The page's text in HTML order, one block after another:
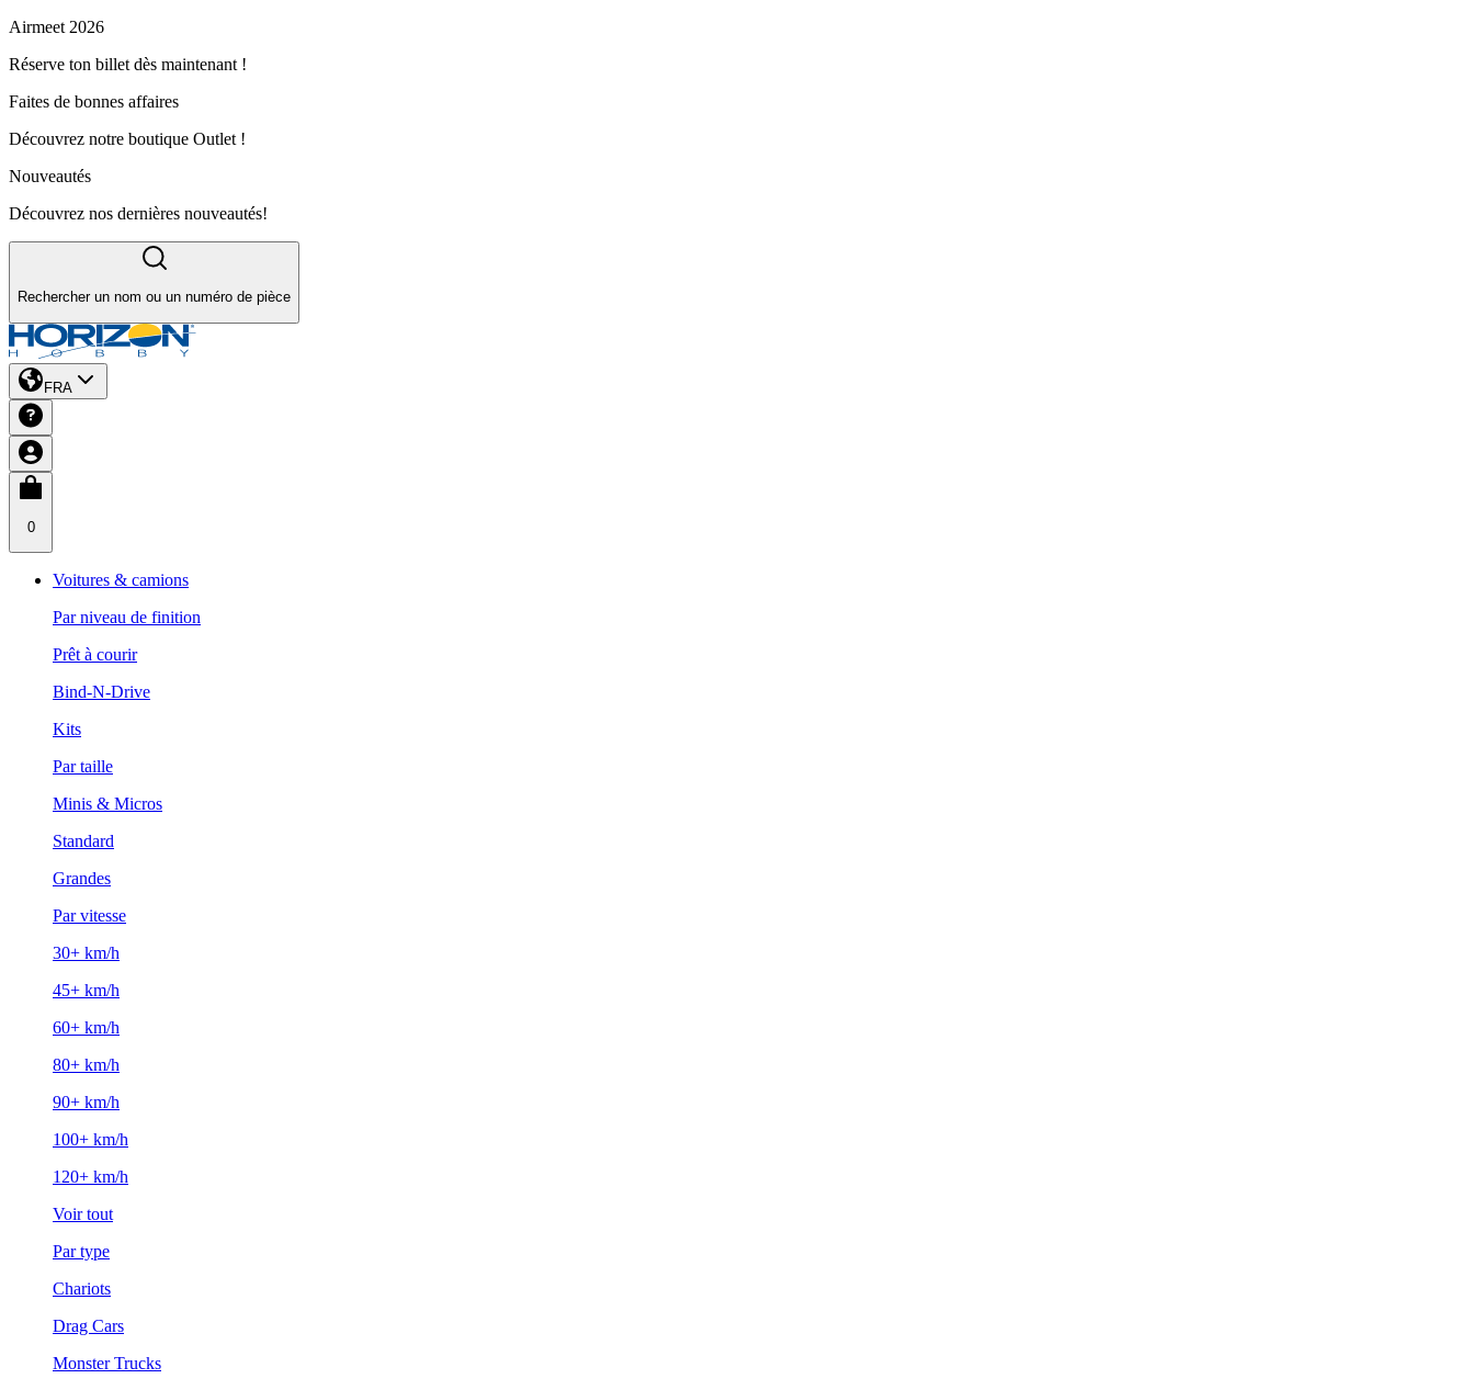
Airmeet 2026
Réserve ton billet dès maintenant !
Faites de bonnes affaires
Découvrez notre boutique Outlet !
Nouveautés
Découvrez nos dernières nouveautés!
Rechercher un nom ou un numéro de pièce
FRA
0
Voitures & camions
Par niveau de finition
Prêt à courir
Bind-N-Drive
Kits
Par taille
Minis & Micros
Standard
Grandes
Par vitesse
30+ km/h
45+ km/h
60+ km/h
80+ km/h
90+ km/h
100+ km/h
120+ km/h
Voir tout
Par type
Chariots
Drag Cars
Monster Trucks